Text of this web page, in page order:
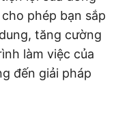
phép bạn sắp
tăng cường
làm việc của
đến giải pháp